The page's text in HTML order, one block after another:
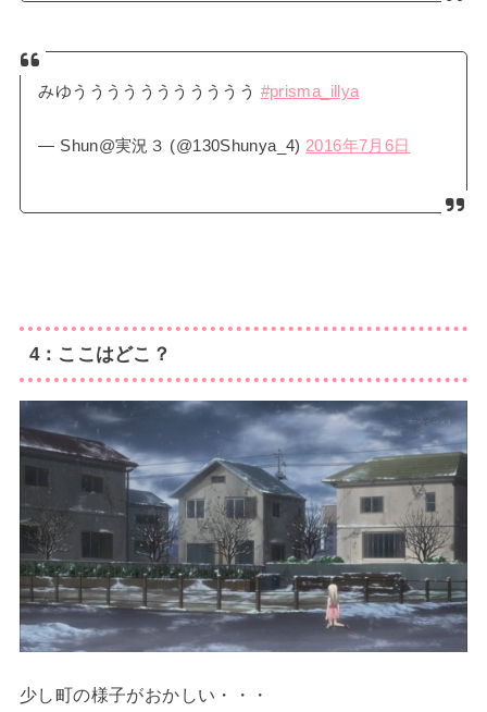
みゆううううううううううう #prisma_illya
— Shun@実況３ (@130Shunya_4) 2016年7月6日
4：ここはどこ？
少し町の様子がおかしい・・・